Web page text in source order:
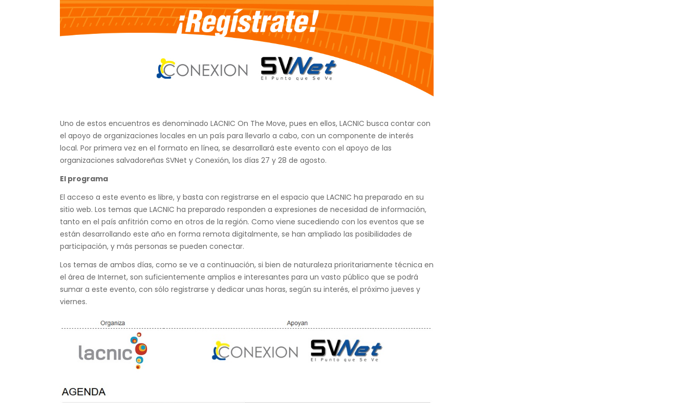
Uno de estos encuentros es denominado LACNIC On The Move, pues en ellos, LACNIC busca contar con
el apoyo de organizaciones locales en un país para llevarlo a cabo, con un componente de interés
local. Por primera vez en el formato en línea, se desarrollará este evento con el apoyo de las
organizaciones salvadoreñas SVNet y Conexión, los días 27 y 28 de agosto.
El programa
El acceso a este evento es libre, y basta con registrarse en el espacio que LACNIC ha preparado en su
sitio web. Los temas que LACNIC ha preparado responden a expresiones de necesidad de información,
tanto en el país anfitrión como en otros de la región. Como viene sucediendo con los eventos que se
están desarrollando este año en forma remota digitalmente, se han ampliado las posibilidades de
participación, y más personas se pueden conectar.
Los temas de ambos días, como se ve a continuación, si bien de naturaleza prioritariamente técnica en
el área de Internet, son suficientemente amplios e interesantes para un vasto público que se podrá
sumar a este evento, con sólo registrarse y dedicar unas horas, según su interés, el próximo jueves y
viernes.